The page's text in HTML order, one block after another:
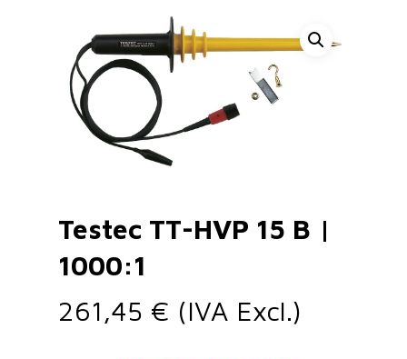
Testec TT-HVP 15 B |
1000:1
261,45 € (IVA Excl.)